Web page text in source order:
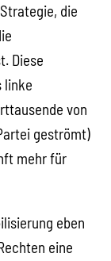
die
Diese
linke
von
geströmt)
mehr für
eben
eine